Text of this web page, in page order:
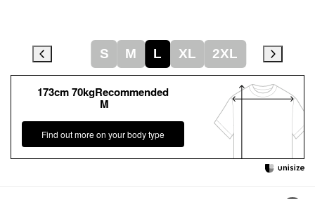
173cm 70kgRecommended
M
Find out more on your body type
S M L XL 2XL